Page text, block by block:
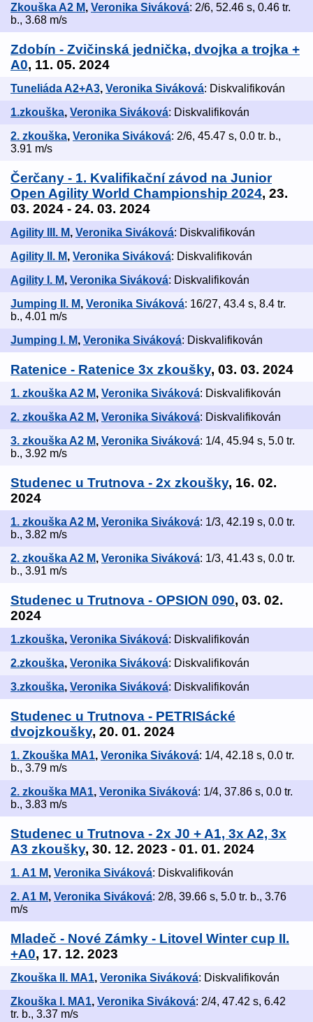
Zkouška A2 M, Veronika Siváková: 2/6, 52.46 s, 0.46 tr.
b., 3.68 m/s
Zdobín - Zvičinská jednička, dvojka a trojka +
A0, 11. 05. 2024
Tuneliáda A2+A3, Veronika Siváková: Diskvalifikován
1.zkouška, Veronika Siváková: Diskvalifikován
2. zkouška, Veronika Siváková: 2/6, 45.47 s, 0.0 tr. b.,
3.91 m/s
Čerčany - 1. Kvalifikační závod na Junior
Open Agility World Championship 2024, 23.
03. 2024 - 24. 03. 2024
Agility III. M, Veronika Siváková: Diskvalifikován
Agility II. M, Veronika Siváková: Diskvalifikován
Agility I. M, Veronika Siváková: Diskvalifikován
Jumping II. M, Veronika Siváková: 16/27, 43.4 s, 8.4 tr.
b., 4.01 m/s
Jumping I. M, Veronika Siváková: Diskvalifikován
Ratenice - Ratenice 3x zkoušky, 03. 03. 2024
1. zkouška A2 M, Veronika Siváková: Diskvalifikován
2. zkouška A2 M, Veronika Siváková: Diskvalifikován
3. zkouška A2 M, Veronika Siváková: 1/4, 45.94 s, 5.0 tr.
b., 3.92 m/s
Studenec u Trutnova - 2x zkoušky, 16. 02.
2024
1. zkouška A2 M, Veronika Siváková: 1/3, 42.19 s, 0.0 tr.
b., 3.82 m/s
2. zkouška A2 M, Veronika Siváková: 1/3, 41.43 s, 0.0 tr.
b., 3.91 m/s
Studenec u Trutnova - OPSION 090, 03. 02.
2024
1.zkouška, Veronika Siváková: Diskvalifikován
2.zkouška, Veronika Siváková: Diskvalifikován
3.zkouška, Veronika Siváková: Diskvalifikován
Studenec u Trutnova - PETRISácké
dvojzkoušky, 20. 01. 2024
1. Zkouška MA1, Veronika Siváková: 1/4, 42.18 s, 0.0 tr.
b., 3.79 m/s
2. zkouška MA1, Veronika Siváková: 1/4, 37.86 s, 0.0 tr.
b., 3.83 m/s
Studenec u Trutnova - 2x J0 + A1, 3x A2, 3x
A3 zkoušky, 30. 12. 2023 - 01. 01. 2024
1. A1 M, Veronika Siváková: Diskvalifikován
2. A1 M, Veronika Siváková: 2/8, 39.66 s, 5.0 tr. b., 3.76
m/s
Mladeč - Nové Zámky - Litovel Winter cup II.
+A0, 17. 12. 2023
Zkouška II. MA1, Veronika Siváková: Diskvalifikován
Zkouška I. MA1, Veronika Siváková: 2/4, 47.42 s, 6.42
tr. b., 3.37 m/s